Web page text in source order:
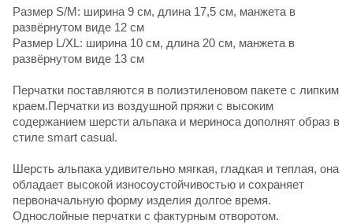
Размер S/M: ширина 9 см, длина 17,5 см, манжета в
развёрнутом виде 12 см
Pазмер L/XL: ширина 10 см, длина 20 см, манжета в
развёрнутом виде 13 см
Перчатки поставляются в полиэтиленовом пакете с липким
краем.Перчатки из воздушной пряжи с высоким
содержанием шерсти альпака и мериноса дополнят образ в
стиле smart casual.
Шерсть альпака удивительно мягкая, гладкая и теплая, она
обладает высокой износоустойчивостью и сохраняет
первоначальную форму изделия долгое время.
Однослойные перчатки с фактурным отворотом.